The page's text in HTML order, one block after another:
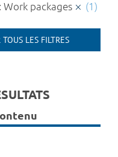
Work packages
(1)
TOUS LES FILTRES